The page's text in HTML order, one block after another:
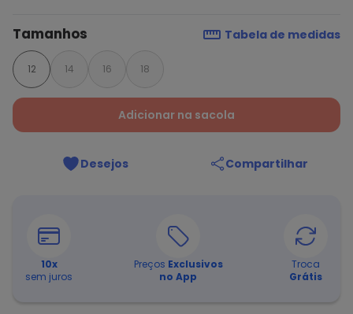
Tamanhos Tabela de medidas
12 14 16 18
Adicionar na sacola
Desejos Compartilhar
10x
sem juros
Preços Exclusivos
no App
Troca
Grátis